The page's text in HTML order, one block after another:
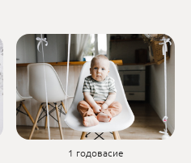
1 годовасие